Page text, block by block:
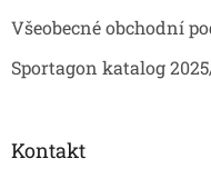
Všeobecné obchodní
Sportagon katalog
Kontakt